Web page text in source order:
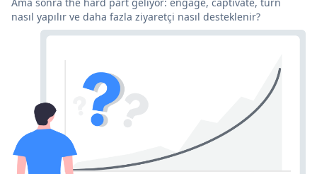
nasıl yapılır ve daha fazla ziyaretçi nasıl desteklenir?